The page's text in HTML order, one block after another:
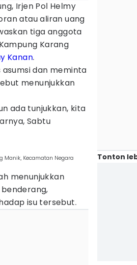
Irjen Pol Helmy
atau aliran uang
tiga anggota
Karang
Kanan.
asumsi dan meminta
menunjukkan
ada tunjukkan, kita
Sabtu
Manik, Kecamatan Negara
menunjukkan
isu tersebut.
Tonton